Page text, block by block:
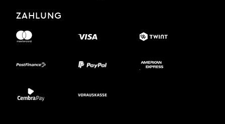
ZAHLUNG